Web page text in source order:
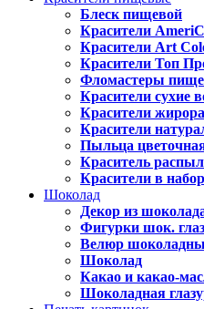
Блеск пищевой
Красители
Красители Art
Красители Топ
Фломастеры
Красители сухие
Красители
Красители
Пыльца
Краситель
Красители в
Шоколад
Декор из
Фигурки шок.
Велюр
Шоколад
Какао и какао-
Шоколадная